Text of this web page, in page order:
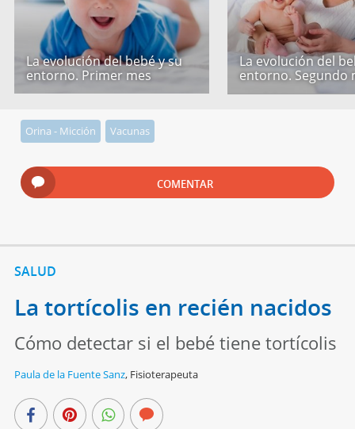
La evolución del bebé y su
entorno. Primer mes
La evolución del
entorno. Segundo
Orina - Micción Vacunas
COMENTAR
SALUD
La tortícolis en recién nacidos
Cómo detectar si el bebé tiene tortícolis
Paula de la Fuente Sanz, Fisioterapeuta